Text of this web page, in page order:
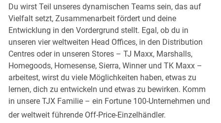
Du wirst Teil unseres dynamischen Teams sein, das auf
Vielfalt setzt, Zusammenarbeit fördert und deine
Entwicklung in den Vordergrund stellt. Egal, ob du in
unseren vier weltweiten Head Offices, in den Distribution
Centres oder in unseren Stores – TJ Maxx, Marshalls,
Homegoods, Homesense, Sierra, Winner und TK Maxx –
arbeitest, wirst du viele Möglichkeiten haben, etwas zu
lernen, dich zu entwickeln und etwas zu bewirken. Komm
in unsere TJX Familie – ein Fortune 100-Unternehmen und
der weltweit führende Off-Price-Einzelhändler.